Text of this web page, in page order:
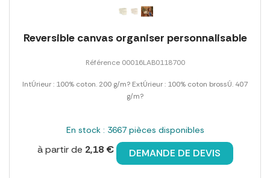
Reversible canvas organiser personnalisable
Référence 00016LAB0118700
IntÚrieur : 100% coton. 200 g/m? ExtÚrieur : 100% coton brossÚ. 407
g/m?
En stock : 3667 pièces disponibles
à partir de 2,18 € DEMANDE DE DEVIS